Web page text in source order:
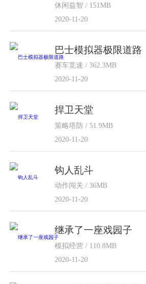
休闲益智 / 151MB
2020-11-20
巴士模拟器极限道路
赛车竞速 / 362.3MB
2020-11-20
捍卫天堂
策略塔防 / 51.9MB
2020-11-20
钩人乱斗
动作闯关 / 36MB
2020-11-20
继承了一座戏园子
模拟经营 / 110.8MB
2020-11-20